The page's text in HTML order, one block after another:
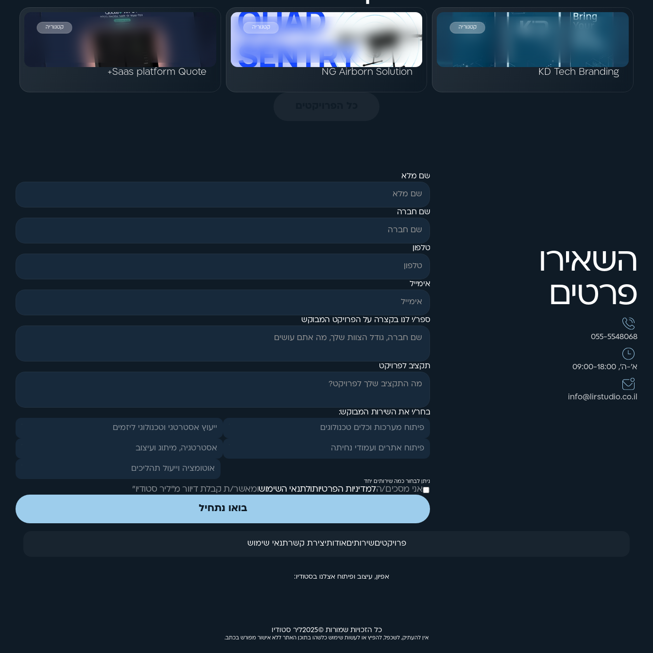
קטגוריה
Saas platform Quote+
קטגוריה
NG Airborn Solution
קטגוריה
KD Tech Branding
שם מלא
שם חברה
טלפון
אימייל
ספר/י לנו בקצרה על הפרויקט המבוקש
תקציב לפרויקט
בחר/י את השירות המבוקש:
ייעוץ אסטרטגי וטכנולוגי ליזמים
פיתוח מערכות וכלים טכנולוגים
אסטרטגיה, מיתוג ועיצוב פיתוח אתרים ועמודי נחיתה
אוטומציה וייעול תהליכים
ניתן לבחור כמה שירותים יחד
ומאשר/ת קבלת דיוור מ״ליר סטודיו״ולתנאי השימושלמדיניות הפרטיותאני מסכים/ה
בואו נתחיל
השאירו
פרטים
055-5548068
א'-ה', 09:00-18:00
info@lirstudio.co.il
תנאי שימושיצירת קשראודותשירותיםפרויקטים
אפיון, עיצוב ופיתוח אצלנו בסטודיו:
ליר סטודיו2025כל הזכויות שמורות ©
אין להעתיק, לשכפל, להפיץ או לעשות שימוש כלשהו בתוכן האתר ללא אישור מפורש בכתב.